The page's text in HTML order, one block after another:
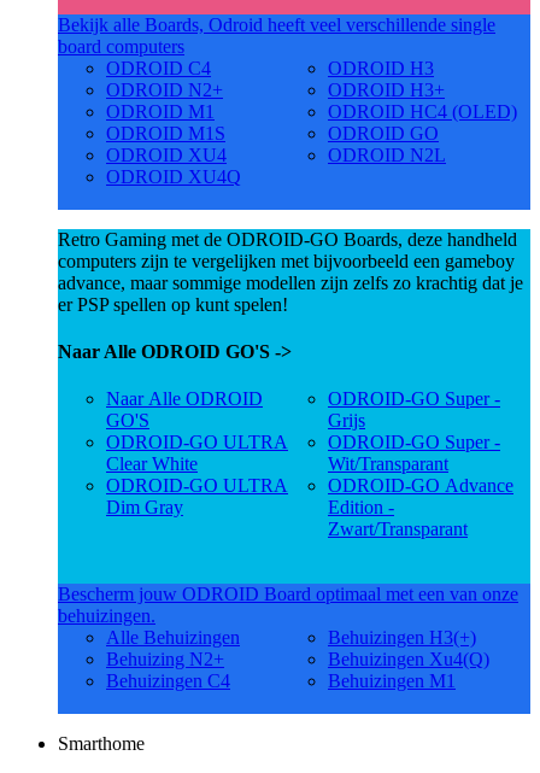
Bekijk alle Boards, Odroid heeft veel verschillende single
board computers
ODROID C4
ODROID N2+
ODROID M1
ODROID M1S
ODROID XU4
ODROID XU4Q
ODROID H3
ODROID H3+
ODROID HC4 (OLED)
ODROID GO
ODROID N2L
Retro Gaming met de ODROID-GO Boards, deze handheld
computers zijn te vergelijken met bijvoorbeeld een gameboy
advance, maar sommige modellen zijn zelfs zo krachtig dat je
er PSP spellen op kunt spelen!
Naar Alle ODROID GO'S ->
Naar Alle ODROID
GO'S
ODROID-GO ULTRA
Clear White
ODROID-GO ULTRA
Dim Gray
ODROID-GO Super -
Grijs
ODROID-GO Super -
Wit/Transparant
ODROID-GO Advance
Edition -
Zwart/Transparant
Bescherm jouw ODROID Board optimaal met een van onze
behuizingen.
Alle Behuizingen
Behuizing N2+
Behuizingen C4
Behuizingen H3(+)
Behuizingen Xu4(Q)
Behuizingen M1
Smarthome